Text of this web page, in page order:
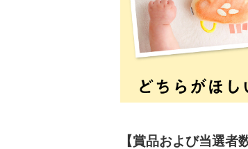
【賞品および当選者